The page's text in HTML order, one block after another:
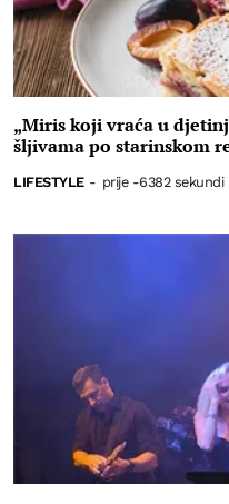
„Miris koji vraća u
šljivama po starinskom
LIFESTYLE - prije -6382 sekundi